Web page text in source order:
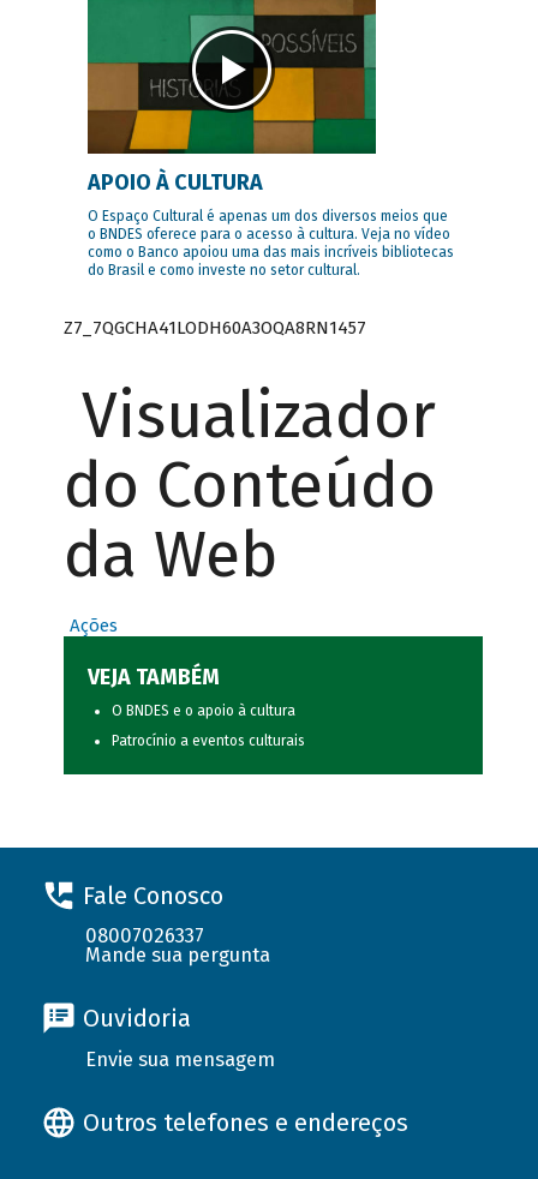
APOIO À CULTURA
O Espaço Cultural é apenas um dos diversos meios que
o BNDES oferece para o acesso à cultura. Veja no vídeo
como o Banco apoiou uma das mais incríveis bibliotecas
do Brasil e como investe no setor cultural.
Z7_7QGCHA41LODH60A3OQA8RN1457
Visualizador
do Conteúdo
da Web
Ações
VEJA TAMBÉM
O BNDES e o apoio à cultura
Patrocínio a eventos culturais
Fale Conosco
08007026337
Mande sua pergunta
Ouvidoria
Envie sua mensagem
Outros telefones e endereços